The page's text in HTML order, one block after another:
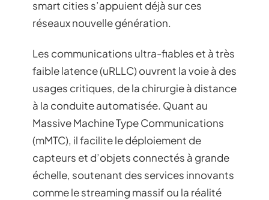
smart cities s’appuient déjà sur ces
réseaux nouvelle génération.
Les communications ultra-fiables et à très
faible latence (uRLLC) ouvrent la voie à des
usages critiques, de la chirurgie à distance
à la conduite automatisée. Quant au
Massive Machine Type Communications
(mMTC), il facilite le déploiement de
capteurs et d’objets connectés à grande
échelle, soutenant des services innovants
comme le streaming massif ou la réalité